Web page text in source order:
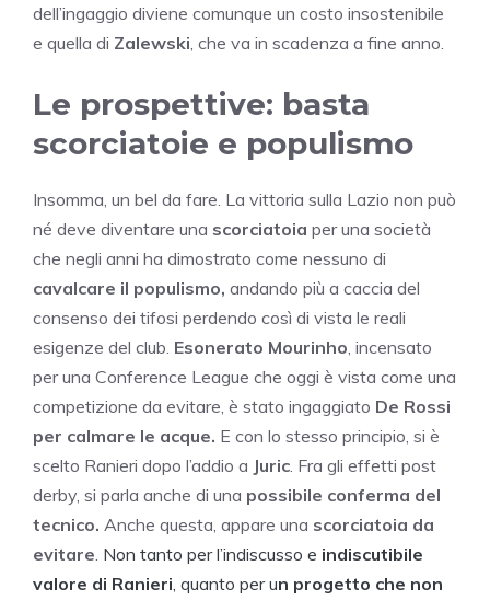
dell’ingaggio diviene comunque un costo insostenibile
e quella di Zalewski , che va in scadenza a fine anno.
Le prospettive: basta
scorciatoie e populismo
Insomma, un bel da fare. La vittoria sulla Lazio non può
né deve diventare una scorciatoia per una società
che negli anni ha dimostrato come nessuno di
cavalcare il populismo, andando più a caccia del
consenso dei tifosi perdendo così di vista le reali
esigenze del club. Esonerato Mourinho , incensato
per una Conference League che oggi è vista come una
competizione da evitare, è stato ingaggiato De Rossi
per calmare le acque. E con lo stesso principio, si è
scelto Ranieri dopo l’addio a Juric . Fra gli effetti post
derby, si parla anche di una possibile conferma del
tecnico. Anche questa, appare una scorciatoia da
evitare Non tanto per l’indiscusso e indiscutibile
valore di Ranieri , quanto per un progetto che non